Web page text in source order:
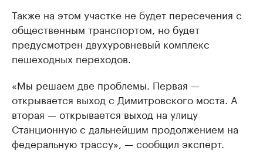
Также на этом участке не будет пересечения с
общественным транспортом, но будет
предусмотрен двухуровневый комплекс
пешеходных переходов.
«Мы решаем две проблемы. Первая —
открывается выход с Димитровского моста. А
вторая — открывается выход на улицу
Станционную с дальнейшим продолжением на
федеральную трассу», — сообщил эксперт.